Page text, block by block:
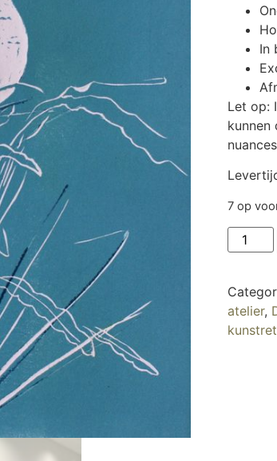
In
Let op:
kunnen
7 op
atelier,